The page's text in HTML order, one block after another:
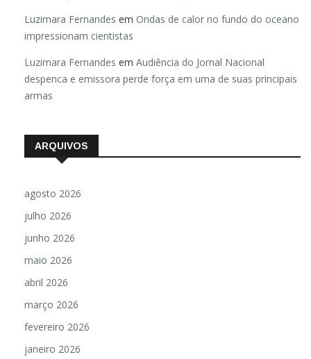
Luzimara Fernandes em Ondas de calor no fundo do oceano
impressionam cientistas
Luzimara Fernandes em Audiência do Jornal Nacional
despenca e emissora perde força em uma de suas principais
armas
ARQUIVOS
agosto 2026
julho 2026
junho 2026
maio 2026
abril 2026
março 2026
fevereiro 2026
janeiro 2026